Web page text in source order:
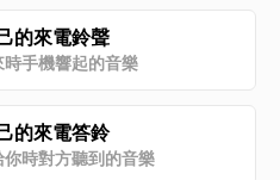
的來電鈴聲
時手機響起的音樂
的來電答鈴
你時對方聽到的音樂